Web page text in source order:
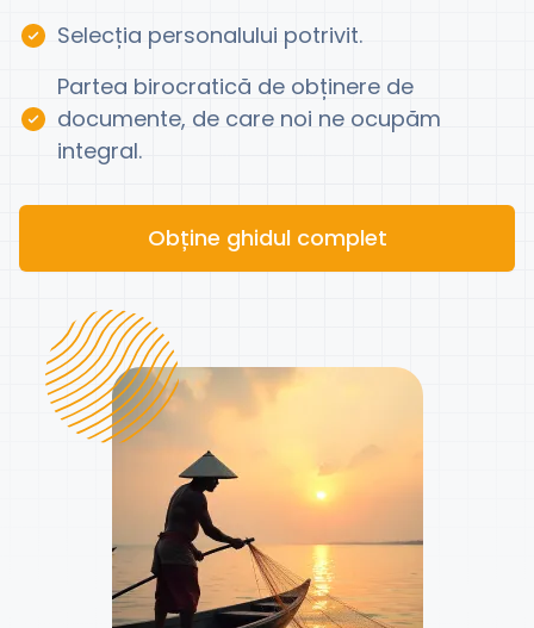
Selecția personalului potrivit.
Partea birocratică de obținere de
documente, de care noi ne ocupăm
integral.
Obține ghidul complet